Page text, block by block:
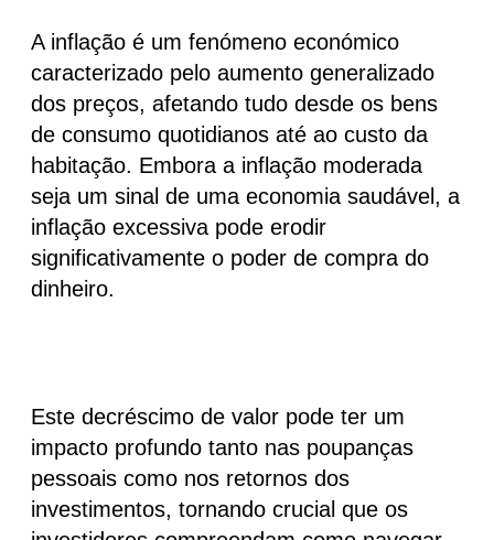
A inflação é um fenómeno económico
caracterizado pelo aumento generalizado
dos preços, afetando tudo desde os bens
de consumo quotidianos até ao custo da
habitação. Embora a inflação moderada
seja um sinal de uma economia saudável, a
inflação excessiva pode erodir
significativamente o poder de compra do
dinheiro.
Este decréscimo de valor pode ter um
impacto profundo tanto nas poupanças
pessoais como nos retornos dos
investimentos, tornando crucial que os